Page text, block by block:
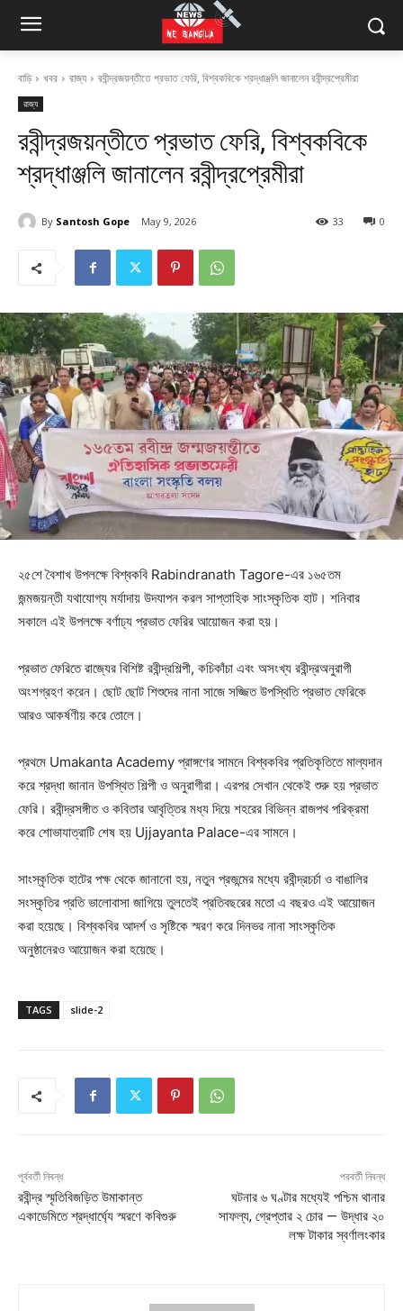
বাড়ি খবর রাজ্য রবীন্দ্রজয়ন্তীতে প্রভাত ফেরি, বিশ্বকবিকে শ্রদ্ধাঞ্জলি জানালেন রবীন্দ্রপ্রেমীরা
রাজ্য
রবীন্দ্রজয়ন্তীতে প্রভাত ফেরি, বিশ্বকবিকে
শ্রদ্ধাঞ্জলি জানালেন রবীন্দ্রপ্রেমীরা
By Santosh Gope May 9, 2026 0
33
২৫শে বৈশাখ উপলক্ষে বিশ্বকবি Rabindranath Tagore-এর ১৬৫তম
জন্মজয়ন্তী যথাযোগ্য মর্যাদায় উদযাপন করল সাপ্তাহিক সাংস্কৃতিক হাট। শনিবার
সকালে এই উপলক্ষে বর্ণাঢ্য প্রভাত ফেরির আয়োজন করা হয়।
প্রভাত ফেরিতে রাজ্যের বিশিষ্ট রবীন্দ্রশিল্পী, কচিকাঁচা এবং অসংখ্য রবীন্দ্রঅনুরাগী
অংশগ্রহণ করেন। ছোট ছোট শিশুদের নানা সাজে সজ্জিত উপস্থিতি প্রভাত ফেরিকে
আরও আকর্ষণীয় করে তোলে।
প্রথমে Umakanta Academy প্রাঙ্গণের সামনে বিশ্বকবির প্রতিকৃতিতে মাল্যদান
করে শ্রদ্ধা জানান উপস্থিত শিল্পী ও অনুরাগীরা। এরপর সেখান থেকেই শুরু হয় প্রভাত
ফেরি। রবীন্দ্রসঙ্গীত ও কবিতার আবৃত্তির মধ্য দিয়ে শহরের বিভিন্ন রাজপথ পরিক্রমা
করে শোভাযাত্রাটি শেষ হয় Ujjayanta Palace-এর সামনে।
সাংস্কৃতিক হাটের পক্ষ থেকে জানানো হয়, নতুন প্রজন্মের মধ্যে রবীন্দ্রচর্চা ও বাঙালির
সংস্কৃতির প্রতি ভালোবাসা জাগিয়ে তুলতেই প্রতিবছরের মতো এ বছরও এই আয়োজন
করা হয়েছে। বিশ্বকবির আদর্শ ও সৃষ্টিকে স্মরণ করে দিনভর নানা সাংস্কৃতিক
অনুষ্ঠানেরও আয়োজন করা হয়েছে।
TAGS slide-2
পূর্ববর্তী নিবন্ধ
রবীন্দ্র স্মৃতিবিজড়িত উমাকান্ত
একাডেমিতে শ্রদ্ধার্ঘ্যে স্মরণে কবিগুরু
পরবর্তী নিবন্ধ
ঘটনার ৬ ঘণ্টার মধ্যেই পশ্চিম থানার
সাফল্য, গ্রেপ্তার ২ চোর — উদ্ধার ২০
লক্ষ টাকার স্বর্ণালংকার